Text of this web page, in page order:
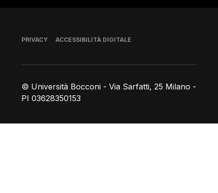
© Università Bocconi - Via Sarfatti, 25 Milano -
PI 03628350153
Piè di pagina
PRIVACY ACCESSIBILITÀ DIGITALE